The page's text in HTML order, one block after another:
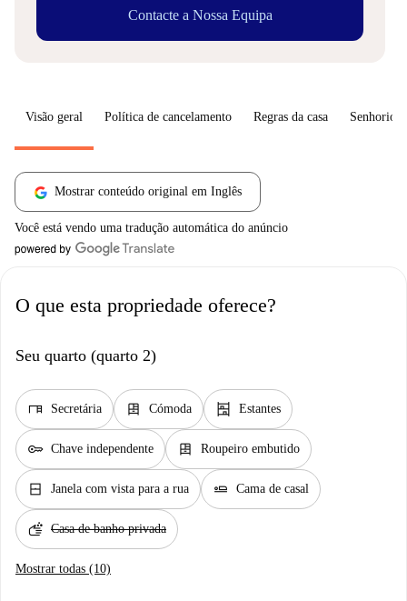
Contacte a Nossa Equipa
Visão geral Política de cancelamento Regras da casa Senhorio
Mostrar conteúdo original em Inglês
Você está vendo uma tradução automática do anúncio
O que esta propriedade oferece?
Seu quarto (quarto 2)
desk Secretária dresser Cómoda shelves Estantes
key Chave independente dresser Roupeiro embutido
window_closed Janela com vista para a rua airline_seat_flat Cama de casal
soap Casa de banho privada
Mostrar todas (10)